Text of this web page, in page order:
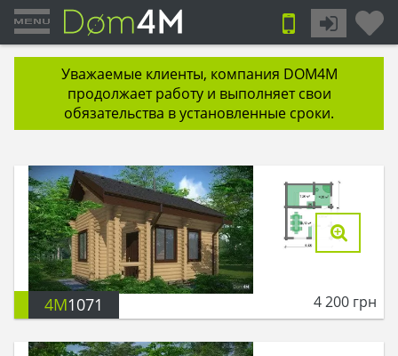
Уважаемые клиенты, компания DOM4M
продолжает работу и выполняет свои
обязательства в установленные сроки.
4M1071 4 200 грн